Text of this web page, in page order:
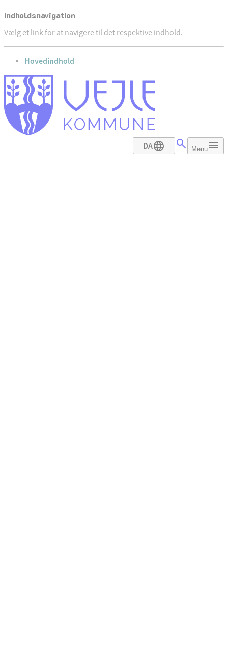
Indholdsnavigation
Vælg et link for at navigere til det respektive indhold.
gå til
Hovedindhold
DA Menu